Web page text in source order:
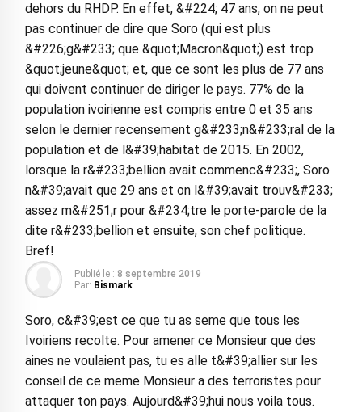
dehors du RHDP. En effet, &#224; 47 ans, on ne peut
pas continuer de dire que Soro (qui est plus
&#226;g&#233; que &quot;Macron&quot;) est trop
&quot;jeune&quot; et, que ce sont les plus de 77 ans
qui doivent continuer de diriger le pays. 77% de la
population ivoirienne est compris entre 0 et 35 ans
selon le dernier recensement g&#233;n&#233;ral de la
population et de l&#39;habitat de 2015. En 2002,
lorsque la r&#233;bellion avait commenc&#233;, Soro
n&#39;avait que 29 ans et on l&#39;avait trouv&#233;
assez m&#251;r pour &#234;tre le porte-parole de la
dite r&#233;bellion et ensuite, son chef politique.
Bref!
Publié le : 8 septembre 2019
Par: Bismark
Soro, c&#39;est ce que tu as seme que tous les
Ivoiriens recolte. Pour amener ce Monsieur que des
aines ne voulaient pas, tu es alle t&#39;allier sur les
conseil de ce meme Monsieur a des terroristes pour
attaquer ton pays. Aujourd&#39;hui nous voila tous.